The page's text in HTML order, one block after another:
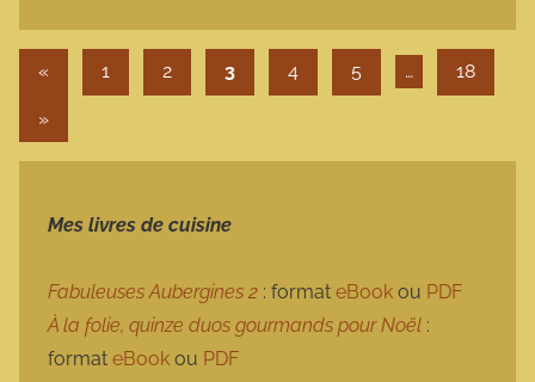
Pagination des publications
«Publications précédentes
1 2 3 4 5 … 18
Articles suivants
»
Mes livres de cuisine
Fabuleuses Aubergines 2 : format eBook ou PDF
À la folie, quinze duos gourmands pour Noël :
format eBook ou PDF